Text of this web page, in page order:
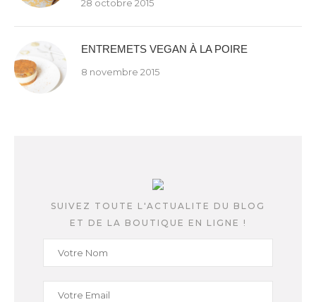
28 octobre 2015
ENTREMETS VEGAN À LA POIRE
8 novembre 2015
SUIVEZ TOUTE L'ACTUALITE DU BLOG
ET DE LA BOUTIQUE EN LIGNE !